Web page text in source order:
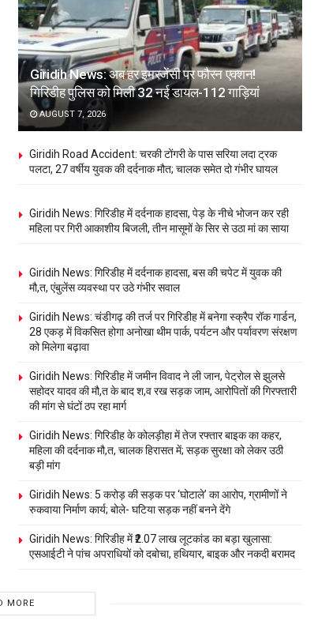
Giridih News: अब हर इमरजेंसी पर फौरन एक्शन!
गिरिडीह पुलिस को मिली 32 नई डायल-112 गाड़ियां
AUGUST 7, 2026
Giridih Road Accident: चरकी टोंगरी के पास सरिया लदा ट्रक
पलटा, 27 वर्षीय युवक की दर्दनाक मौत; चालक समेत दो गंभीर घायल
Giridih News: गिरिडीह में दर्दनाक हादसा, पेड़ के नीचे भोजन कर रही
महिला पर गिरी आकाशीय बिजली, तीन मासूमों के सिर से उठा मां का साया
Giridih News: गिरिडीह में दर्दनाक हादसा, बस की चपेट में युवक की
मौ,त, एंबुलेंस व्यवस्था पर उठे गंभीर सवाल
Giridih News: चंडीगढ़ की तर्ज पर गिरिडीह में बनेगा स्क्रैप रॉक गार्डन,
28 एकड़ में विकसित होगा अनोखा थीम पार्क, पर्यटन और पर्यावरण संरक्षण
को मिलेगा बढ़ावा
Giridih News: गिरिडीह में जमीन विवाद ने ली जान, पेट्रोल से झुलसे
सहोदर यादव की मौ,त के बाद श,व रख सड़क जाम, आरोपितों की गिरफ्तारी
की मांग से घंटों ठप रहा मार्ग
Giridih News: गिरिडीह के कोलड़ीहा में तेज रफ्तार बाइक का कहर,
महिला की दर्दनाक मौ,त, चालक हिरासत में; सड़क सुरक्षा को लेकर उठी
बड़ी मांग
Giridih News: 5 करोड़ की सड़क पर ‘घोटाले’ का आरोप, ग्रामीणों ने
रुकवाया निर्माण कार्य; बोले- घटिया सड़क नहीं बनने देंगे
Giridih News: गिरिडीह में ₹2.07 लाख लूटकांड का बड़ा खुलासा:
एसआईटी ने पांच अपराधियों को दबोचा, हथियार, बाइक और नकदी बरामद
MORE